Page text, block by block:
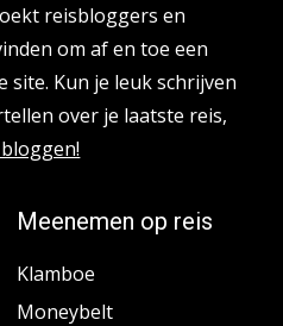
reisbloggers en
om af en toe een
site. Kun je leuk schrijven
over je laatste reis,
Meenemen op reis
Klamboe
Moneybelt